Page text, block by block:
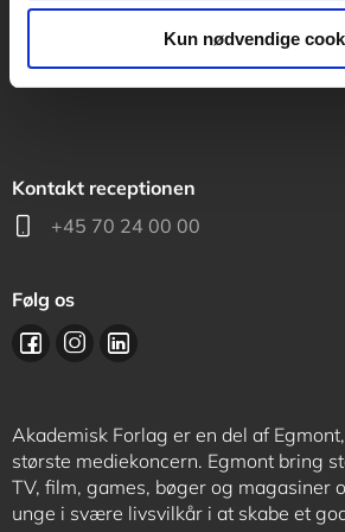
Kun nødvendige
support@akademisk.dk
Kontakt receptionen
+45 70 24 00 00
Følg os
Akademisk Forlag er en del af
største mediekoncern. Egmont bring
TV, film, games, bøger og magasiner
unge i svære livsvilkår i at skabe et